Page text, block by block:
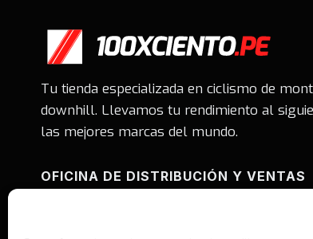
Tu tienda especializada en ciclismo de
downhill. Llevamos tu rendimiento al
las mejores marcas del mundo.
OFICINA DE DISTRIBUCIÓN Y VENTAS